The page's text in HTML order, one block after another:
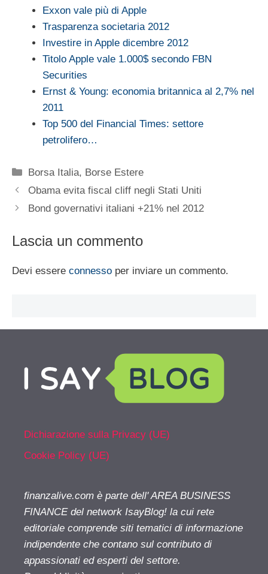
Exxon vale più di Apple
Trasparenza societaria 2012
Investire in Apple dicembre 2012
Titolo Apple vale 1.000$ secondo FBN
Securities
Ernst & Young: economia britannica al 2,7% nel
2011
Top 500 del Financial Times: settore
petrolifero…
Categorie
Borsa Italia, Borse Estere
Obama evita fiscal cliff negli Stati Uniti
Bond governativi italiani +21% nel 2012
Lascia un commento
Devi essere connesso per inviare un commento.
Dichiarazione sulla Privacy (UE)
Cookie Policy (UE)
finanzalive.com è parte dell' AREA BUSINESS
FINANCE del network IsayBlog! la cui rete
editoriale comprende siti tematici di informazione
indipendente che contano sul contributo di
appassionati ed esperti del settore.